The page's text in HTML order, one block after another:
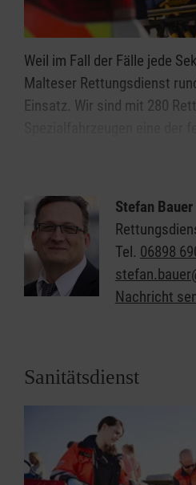
Weil im Fall der Fälle jede
Malteser Rettungsdienst
Einsatz. Wir sind mit 280
präklinischen
Malteser einen wichtigen
Versorgung von
und Erkrankten.
Die Malteser betreiben im
Rettungswachen:
finden Sie hier!
Sie möchten im Malteser
Hier geht's zur Jobbörse!
Stefan Bauer
Tel. 06898
Nachricht
Sanitätsdienst